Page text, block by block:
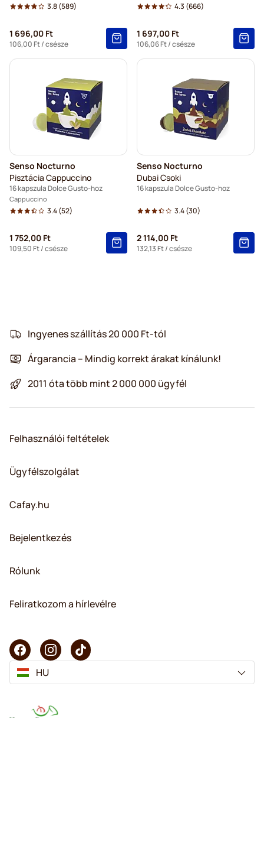
3.8(589)
1 696,00 Ft
106,00 Ft/ csésze
4.3 (666)
1 697,00 Ft
106,06 Ft/ csésze
Senso Nocturno
Pisztácia Cappuccino
16 kapszula Dolce Gusto-hoz
Cappuccino
3.4(52)
1 752,00 Ft
109,50 Ft/ csésze
Senso Nocturno
Dubai Csoki
16 kapszula Dolce Gusto-hoz
3.4(30)
2 114,00 Ft
132,13 Ft/ csésze
Ingyenes szállítás 20 000 Ft-tól
Árgarancia – Mindig korrekt árakat kínálunk!
2011 óta több mint 2 000 000 ügyfél
Felhasználói feltételek
Ügyfélszolgálat
Cafay.hu
Bejelentkezés
Rólunk
Feliratkozom a hírlevélre
HU